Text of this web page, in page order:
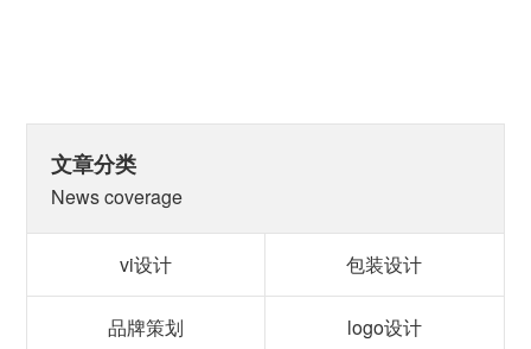
文章分类
News coverage
vi设计 包装设计
品牌策划 logo设计